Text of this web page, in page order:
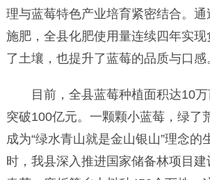
理与蓝莓特色产业培育紧密结合。
施肥，全县化肥使用量连续四年实
了土壤，也提升了蓝莓的品质与口感
目前，全县蓝莓种植面积达10万
突破100亿元。一颗颗小蓝莓，绿了
成为“绿水青山就是金山银山”理念的
时，我县深入推进国家储备林项目